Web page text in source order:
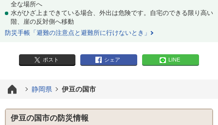
全な場所へ
水がひざ上まできている場合、外出は危険です。自宅のできる限り高い
階、崖の反対側へ移動
防災手帳「避難の注意点と避難所に行けないとき」
ポスト シェア LINE
静岡県 伊豆の国市
伊豆の国市の防災情報